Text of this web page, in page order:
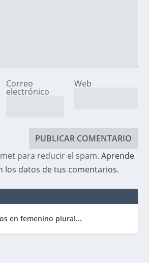
Correo
electrónico
Web
para reducir el spam.Aprende
los datos de tus comentarios.
en femenino plural...